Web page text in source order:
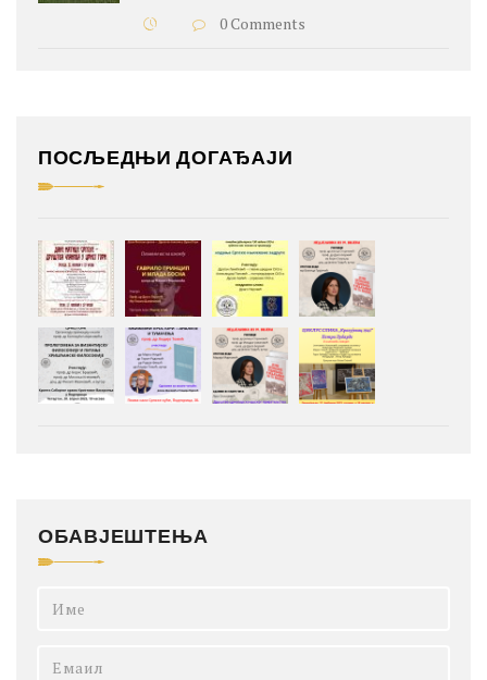
0 Comments
ПОСЉЕДЊИ ДОГАЂАЈИ
ОБАВЈЕШТЕЊА